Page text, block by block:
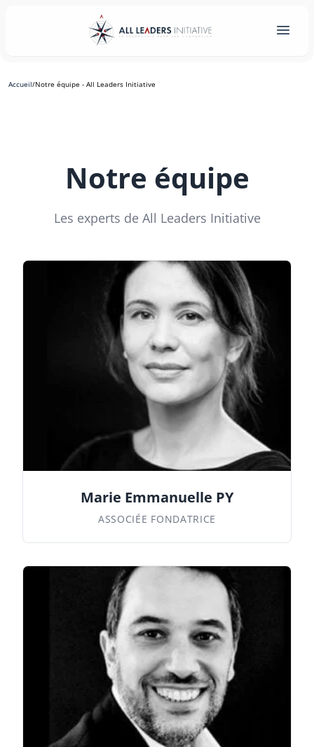
Accueil/Notre équipe - All Leaders Initiative
Notre équipe
Les experts de All Leaders Initiative
Marie Emmanuelle PY
ASSOCIÉE FONDATRICE